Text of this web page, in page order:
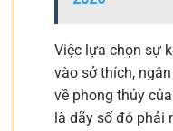
Việc lựa chọn sự
vào sở thích,
về phong thủy
là dãy số đó